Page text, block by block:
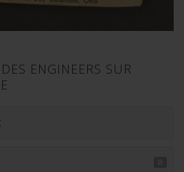
ENGINEERS SUR